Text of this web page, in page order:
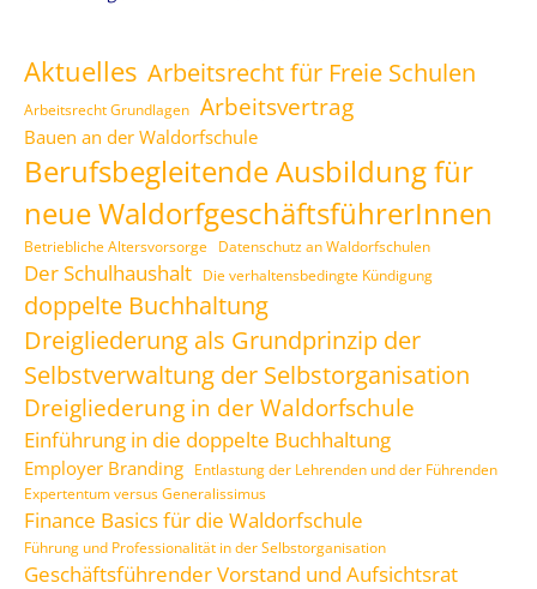
Aktuelles Arbeitsrecht für Freie Schulen
Arbeitsrecht Grundlagen Arbeitsvertrag
Bauen an der Waldorfschule
Berufsbegleitende Ausbildung für
neue WaldorfgeschäftsführerInnen
Betriebliche Altersvorsorge Datenschutz an Waldorfschulen
Der Schulhaushalt Die verhaltensbedingte Kündigung
doppelte Buchhaltung
Dreigliederung als Grundprinzip der
Selbstverwaltung der Selbstorganisation
Dreigliederung in der Waldorfschule
Einführung in die doppelte Buchhaltung
Employer Branding Entlastung der Lehrenden und der Führenden
Expertentum versus Generalissimus
Finance Basics für die Waldorfschule
Führung und Professionalität in der Selbstorganisation
Geschäftsführender Vorstand und Aufsichtsrat